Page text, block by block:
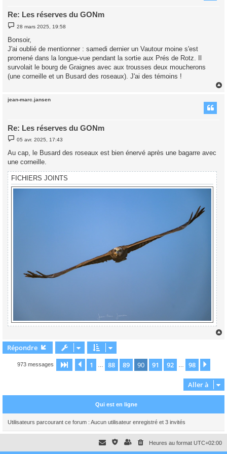
Re: Les réserves du GONm
M
e
s
a
e
28 mars 2025, 19:58
Bonsoir,
J'ai oublié de mentionner : samedi dernier un Vautour moine s'est
promené dans la longue-vue pendant la sortie aux Prés de Rotz. Il
survolait le bourg de Graignes avec aux trousses deux moucherons
(une corneille et un Busard des roseaux). J'ai des témoins !
jean-marc.jansen
Re: Les réserves du GONm
M
e
s
a
e
05 avr. 2025, 17:43
Au cap, le Busard des roseaux est bien énervé après une bagarre avec
une corneille.
FICHIERS JOINTS
Répondre
973 messages Page 90 sur 98
Précédente
1 88 89 90 91 92 98
Aller à
Qui est en ligne
Utilisateurs parcourant ce forum : Aucun utilisateur enregistré et 3 invités
Heures au format UTC+02:00